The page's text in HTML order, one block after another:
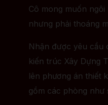
Cô mong muốn
nhưng phải thoáng
Nhận được yêu cầu
kiến trúc Xây Dựng
lên phương án thiết
gồm các phòng như